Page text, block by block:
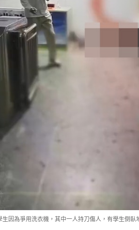
生因為爭用洗衣機，其中一人持刀傷人，有學生倒臥